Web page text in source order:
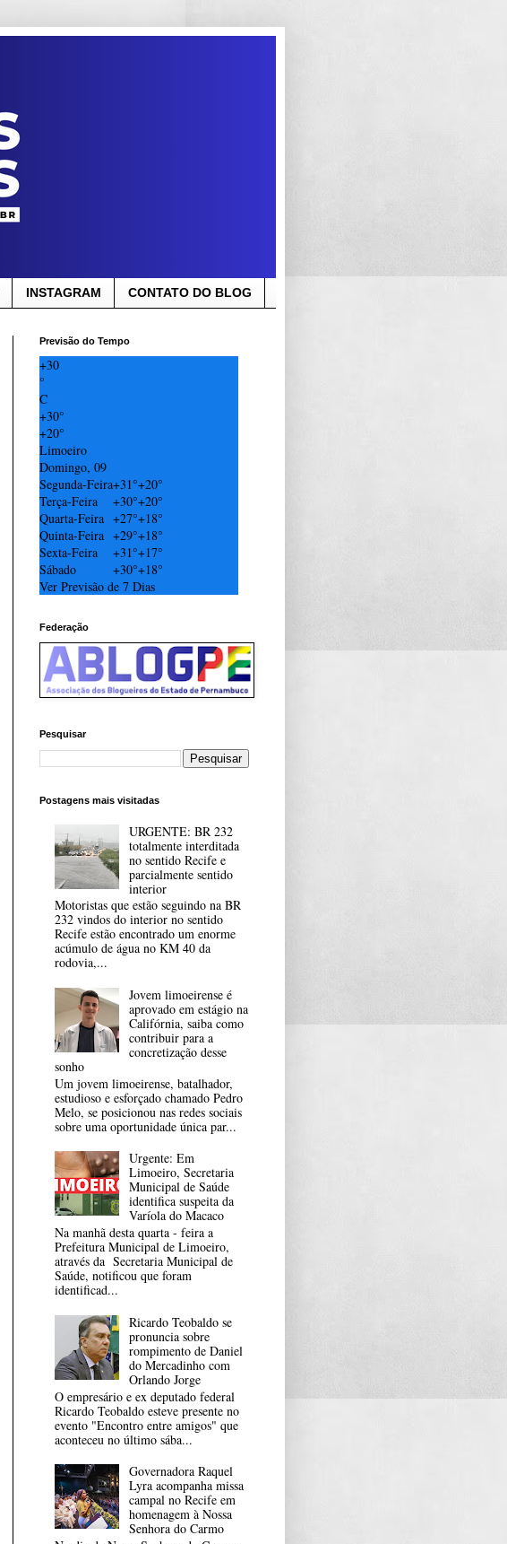
INSTAGRAM CONTATO DO BLOG
Previsão do Tempo
+30
°
C
+30°
+20°
Limoeiro
Domingo, 09
Segunda-Feira+31°+20°
Terça-Feira
+30°+20°
Quarta-Feira +27°+18°
Quinta-Feira +29°+18°
Sexta-Feira
+31°+17°
Sábado
+30°+18°
Ver Previsão de 7 Dias
Federação
Pesquisar
Postagens mais visitadas
URGENTE: BR 232
totalmente interditada
no sentido Recife e
parcialmente sentido
interior
Motoristas que estão seguindo na BR
232 vindos do interior no sentido
Recife estão encontrado um enorme
acúmulo de água no KM 40 da
rodovia,...
Jovem limoeirense é
aprovado em estágio na
Califórnia, saiba como
contribuir para a
concretização desse
sonho
Um jovem limoeirense, batalhador,
estudioso e esforçado chamado Pedro
Melo, se posicionou nas redes sociais
sobre uma oportunidade única par...
Urgente: Em
Limoeiro, Secretaria
Municipal de Saúde
identifica suspeita da
Varíola do Macaco
Na manhã desta quarta - feira a
Prefeitura Municipal de Limoeiro,
através da Secretaria Municipal de
Saúde, notificou que foram
identificad...
Ricardo Teobaldo se
pronuncia sobre
rompimento de Daniel
do Mercadinho com
Orlando Jorge
O empresário e ex deputado federal
Ricardo Teobaldo esteve presente no
evento "Encontro entre amigos" que
aconteceu no último sába...
Governadora Raquel
Lyra acompanha missa
campal no Recife em
homenagem à Nossa
Senhora do Carmo